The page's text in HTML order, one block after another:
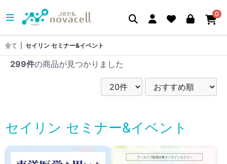
0
全て セイリン セミナー&イベント
299件の商品が見つかりました
セイリン セミナー&イベント